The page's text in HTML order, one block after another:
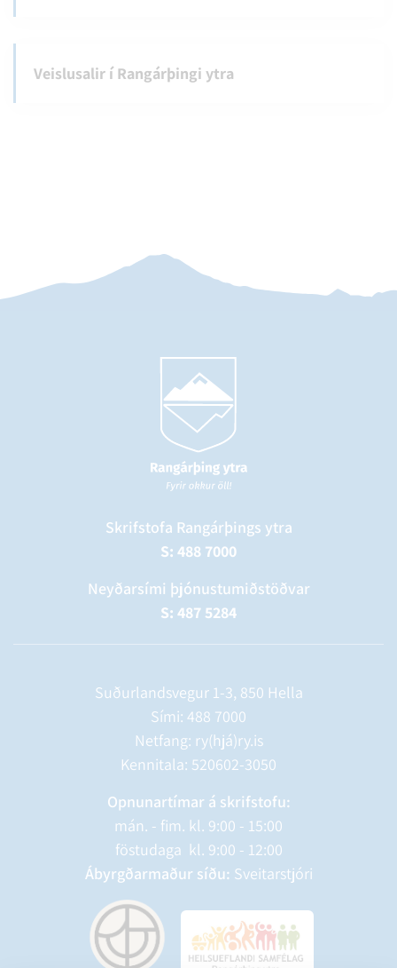
Veislusalir í Rangárþingi ytra
Skrifstofa Rangárþings ytra
S: 488 7000
Neyðarsími þjónustumiðstöðvar
S: 487 5284
Suðurlandsvegur 1-3, 850 Hella
Sími: 488 7000
Netfang: ry(hjá)ry.is
Kennitala: 520602-3050
Opnunartímar á skrifstofu:
mán. - fim. kl. 9:00 - 15:00
föstudaga kl. 9:00 - 12:00
Ábyrgðarmaður síðu: Sveitarstjóri